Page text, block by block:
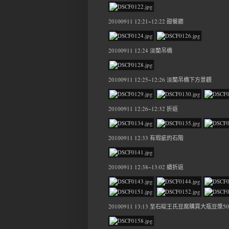
20100911 12:21~12:22 甜餐廳
20100911 12:24 淡蘭吊橋
20100911 12:25~12:26 淡蘭吊橋下方景觀
20100911 12:26~12:32 折返
20100911 12:33 有瑕疵的石階
20100911 12:38~13:02 續折返
20100911 13:13 至石碇王氏豆腐購買大瓶豆漿